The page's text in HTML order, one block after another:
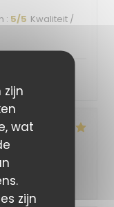
wat
zijn
: 5/5 Kwaliteit /
: